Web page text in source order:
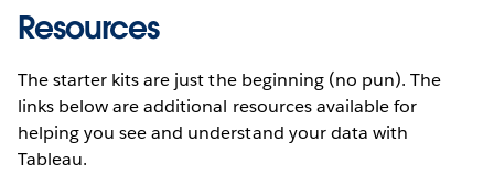
Resources
The starter kits are just the beginning (no pun). The
links below are additional resources available for
helping you see and understand your data with
Tableau.